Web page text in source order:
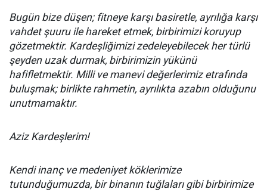
Bugün bize düşen; fitneye karşı basiretle, ayrılığa karşı
vahdet şuuru ile hareket etmek, birbirimizi koruyup
gözetmektir. Kardeşliğimizi zedeleyebilecek her türlü
şeyden uzak durmak, birbirimizin yükünü
hafifletmektir. Milli ve manevi değerlerimiz etrafında
buluşmak; birlikte rahmetin, ayrılıkta azabın olduğunu
unutmamaktır.
Aziz Kardeşlerim!
Kendi inanç ve medeniyet köklerimize
tutunduğumuzda, bir binanın tuğlaları gibi birbirimize